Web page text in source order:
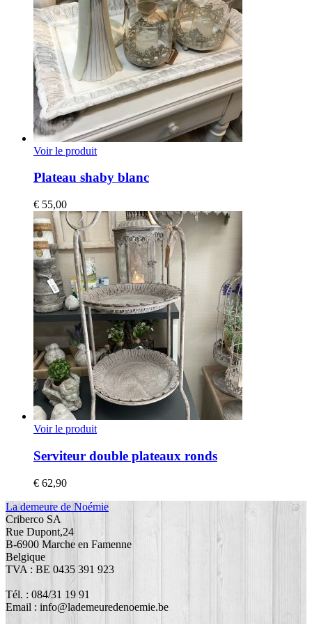
Voir le produit
Plateau shaby blanc
€ 55,00
Voir le produit
Serviteur double plateaux ronds
€ 62,90
La demeure de Noémie
Criberco SA
Rue Dupont,24
B-6900 Marche en Famenne
Belgique
TVA : BE 0435 391 923
Tél. : 084/31 19 91
Email : info@lademeuredenoemie.be